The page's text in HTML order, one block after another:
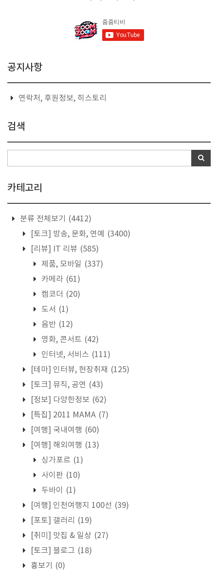
공지사항
연락처, 후원정보, 히스토리
검색
카테고리
분류 전체보기
(4412)
[토크] 방송, 문화, 연예
(3400)
[리뷰] IT 리뷰 (585)
제품, 모바일 (337)
카메라 (61)
캠코더 (20)
도서 (1)
음반 (12)
영화, 콘서트 (42)
인터넷, 서비스 (111)
[테마] 인터뷰, 현장취재 (125)
[토크] 뮤직, 공연 (43)
[정보] 다양한정보 (62)
[특집] 2011 MAMA (7)
[여행] 국내여행 (60)
[여행] 해외여행 (13)
싱가포르 (1)
사이판 (10)
두바이
(1)
[여행] 인천여행지 100선 (39)
[포토] 갤러리
(19)
[취미] 맛집 & 일상 (27)
[토크] 블로그 (18)
흉보기
(0)